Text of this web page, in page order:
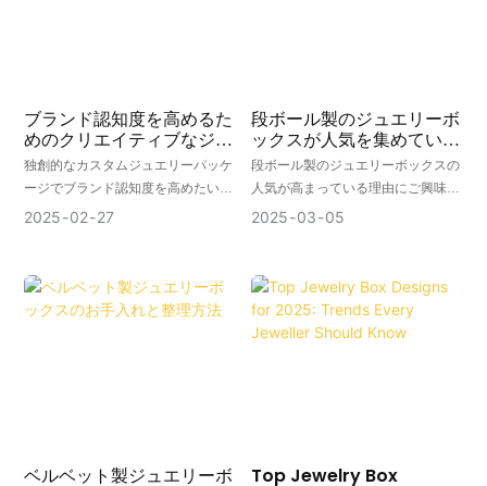
ブランド認知度を高めるた
めのクリエイティブなジュ
エリーパッケージングアイ
デア
独創的なカスタムジュエリーパッケ
ージでブランド認知度を高めたいと
お考えですか？この記事では、競合
ング方法について解説します。
2025 02 27
段ボール製のジュエリーボ
ックスが人気を集めている
理由と、そのメリットと
は？
段ボール製のジュエリーボックスの
人気が高まっている理由にご興味は
ありませんか？この記事では、多く
た理由を探り、段ボール製ジュエリ
ーボックスを使用する8つのメリッ
トをご紹介します。
2025 03 05
ベルベット製ジュエリーボ
Top Jewelry Box